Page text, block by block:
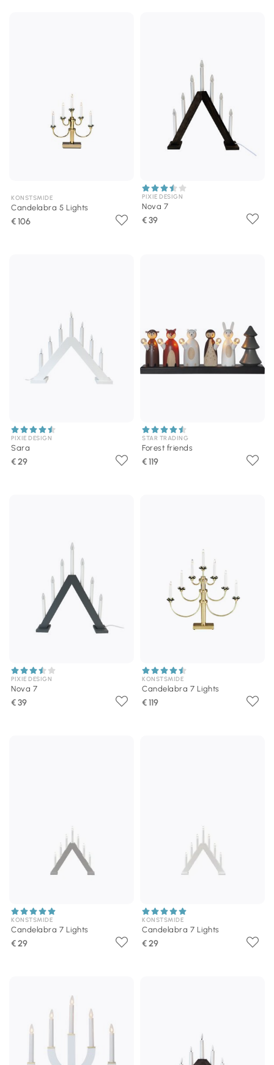
KONSTSMIDE
Candelabra 5 Lights
€ 106
PIXIE DESIGN
Nova 7
€ 39
PIXIE DESIGN
Sara
€ 29
STAR TRADING
Forest friends
€ 119
PIXIE DESIGN
Nova 7
€ 39
KONSTSMIDE
Candelabra 7 Lights
€ 119
KONSTSMIDE
Candelabra 7 Lights
€ 29
KONSTSMIDE
Candelabra 7 Lights
€ 29